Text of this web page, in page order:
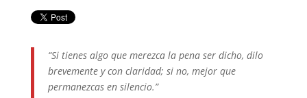
“Si tienes algo que merezca la pena ser dicho, dilo
brevemente y con claridad; si no, mejor que
permanezcas en silencio.”